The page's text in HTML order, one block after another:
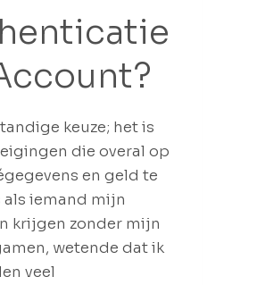
keuze; het is
die overal op
en geld te
iemand mijn
krijgen zonder mijn
wetende dat ik
veel